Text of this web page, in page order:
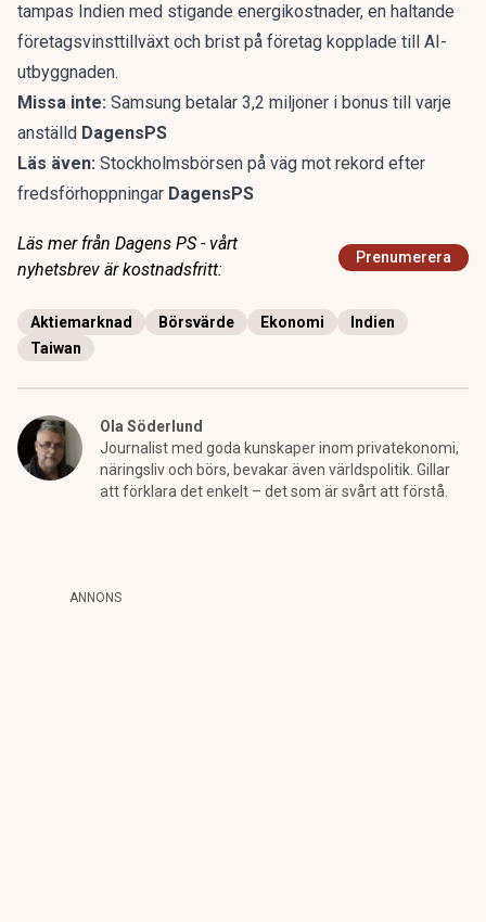
tampas Indien med stigande energikostnader, en haltande
företagsvinsttillväxt och brist på företag kopplade till AI-
utbyggnaden.
Missa inte: Samsung betalar 3,2 miljoner i bonus till varje
anställd DagensPS
Läs även: Stockholmsbörsen på väg mot rekord efter
fredsförhoppningar DagensPS
Läs mer från Dagens PS - vårt
nyhetsbrev är kostnadsfritt:
Prenumerera
Aktiemarknad Börsvärde Ekonomi
Indien
Taiwan
Ola Söderlund
Journalist med goda kunskaper inom privatekonomi,
näringsliv och börs, bevakar även världspolitik. Gillar
att förklara det enkelt – det som är svårt att förstå.
ANNONS